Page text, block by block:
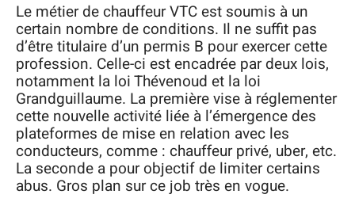
Le métier de chauffeur VTC est soumis à un
certain nombre de conditions. Il ne suffit pas
d’être titulaire d’un permis B pour exercer cette
profession. Celle-ci est encadrée par deux lois,
notamment la loi Thévenoud et la loi
Grandguillaume. La première vise à réglementer
cette nouvelle activité liée à l’émergence des
plateformes de mise en relation avec les
conducteurs, comme : chauffeur privé, uber, etc.
La seconde a pour objectif de limiter certains
abus. Gros plan sur ce job très en vogue.